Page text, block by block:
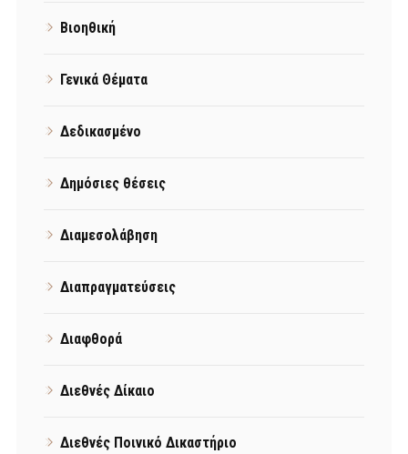
Βιοηθική
Γενικά Θέματα
Δεδικασμένο
Δημόσιες θέσεις
Διαμεσολάβηση
Διαπραγματεύσεις
Διαφθορά
Διεθνές Δίκαιο
Διεθνές Ποινικό Δικαστήριο